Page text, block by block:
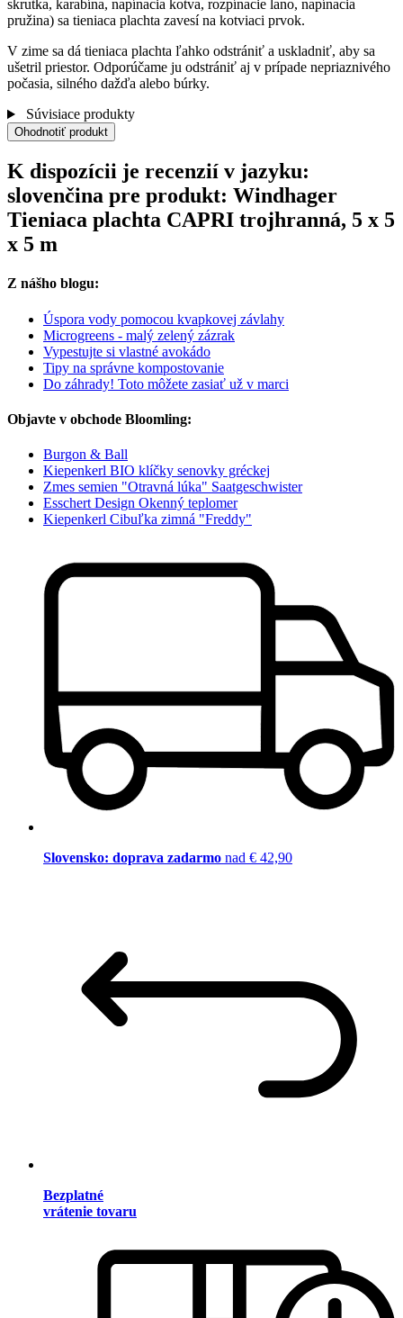
skrutka, karabína, napínacia kotva, rozpínacie lano, napínacia
pružina) sa tieniaca plachta zavesí na kotviaci prvok.
V zime sa dá tieniaca plachta ľahko odstrániť a uskladniť, aby sa
ušetril priestor. Odporúčame ju odstrániť aj v prípade nepriaznivého
počasia, silného dažďa alebo búrky.
Súvisiace produkty
Ohodnotiť produkt
K dispozícii je recenzií v jazyku:
slovenčina pre produkt: Windhager
Tieniaca plachta CAPRI trojhranná, 5 x 5
x 5 m
Z nášho blogu:
Úspora vody pomocou kvapkovej závlahy
Microgreens - malý zelený zázrak
Vypestujte si vlastné avokádo
Tipy na správne kompostovanie
Do záhrady! Toto môžete zasiať už v marci
Objavte v obchode Bloomling:
Burgon & Ball
Kiepenkerl BIO klíčky senovky gréckej
Zmes semien "Otravná lúka" Saatgeschwister
Esschert Design Okenný teplomer
Kiepenkerl Cibuľka zimná "Freddy"
Slovensko: doprava zadarmo nad € 42,90
Bezplatné
vrátenie tovaru